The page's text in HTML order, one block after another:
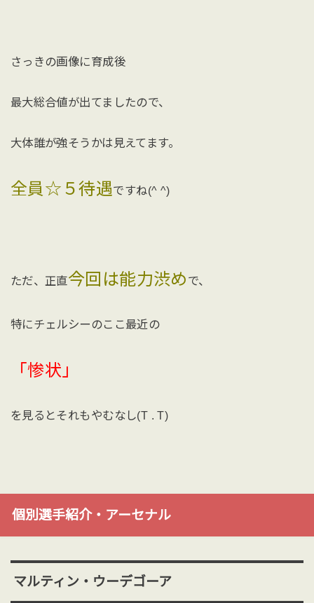
さっきの画像に育成後
最大総合値が出てましたので、
大体誰が強そうかは見えてます。
全員☆５待遇ですね(^ ^)
ただ、正直今回は能力渋め で、
特にチェルシーのここ最近の
「惨状」
を見るとそれもやむなし(T . T)
個別選手紹介・アーセナル
マルティン・ウーデゴーア